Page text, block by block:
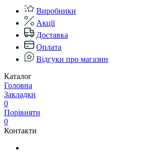
Виробники
Акції
Доставка
Оплата
Відгуки про магазин
Каталог
Головна
Закладки
0
Порівняти
0
Контакти